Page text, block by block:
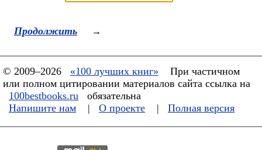
Продолжить →
© 2009–2026 «100 лучших книг»
При частичном
или полном цитировании материалов сайта ссылка на
100bestbooks.ru
обязательна
Напишите нам
| О проекте | Полная версия